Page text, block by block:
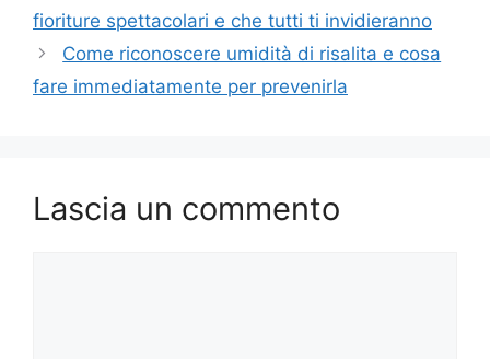
fioriture spettacolari e che tutti ti invidieranno
Come riconoscere umidità di risalita e cosa
fare immediatamente per prevenirla
Lascia un commento